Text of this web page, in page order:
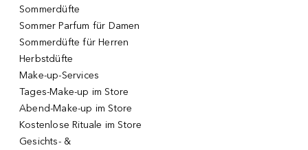
Sommerdüfte
Sommer Parfum für Damen
Sommerdüfte für Herren
Herbstdüfte
Make-up-Services
Tages-Make-up im Store
Abend-Make-up im Store
Kostenlose Rituale im Store
Gesichts- &